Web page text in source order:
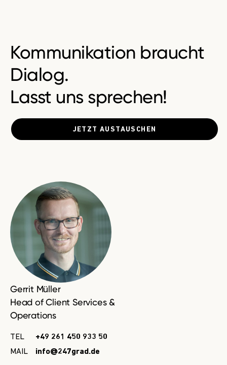
Kommunikation braucht
Dialog.
Lasst uns sprechen!
JETZT AUSTAUSCHEN
Gerrit Müller
Head of Client Services &
Operations
TEL
+49 261 450 933 50
MAIL
info@247grad.de